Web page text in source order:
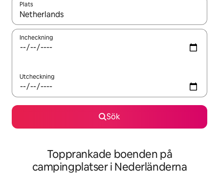
Plats
När resultaten är tillgängliga kan du navigera med upp- och
Incheckning
Utcheckning
Sök
Topprankade boenden på
campingplatser i Nederländerna